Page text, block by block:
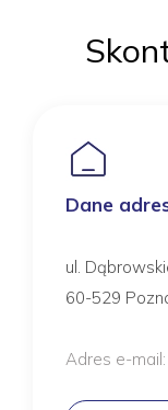
Dane
ul.
60-529
Adres e-mail: